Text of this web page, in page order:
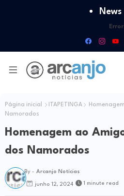
News
Página inicial ITAPETINGA
Namorados
Homenagem ao
dos Namorados
By - Arcanjo Notícias
junho 12, 2024 1 minute read